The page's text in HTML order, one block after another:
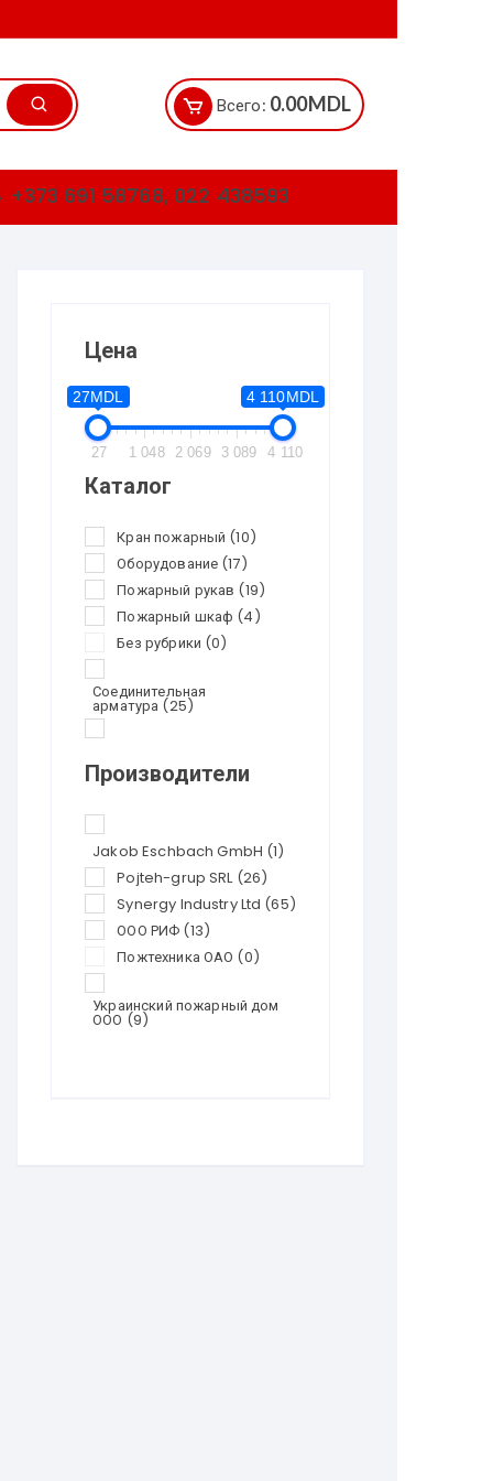
Всего: 0.00MDL
+373 691 58768, 022 438593
Цена
27MDL 4 110MDL
27 1 048 2 069 3 089 4 110
Каталог
Кран пожарный (10)
Оборудование (17)
Пожарный рукав (19)
Пожарный шкаф (4)
Без рубрики (0)
Соединительная
арматура (25)
огнетушителей (21)
Огнетушители
Производители
Jakob Eschbach GmbH (1)
Pojteh-grup SRL (26)
Synergy Industry Ltd (65)
ООО РИФ (13)
Пожтехника ОАО (0)
Украинский пожарный дом
ООО (9)